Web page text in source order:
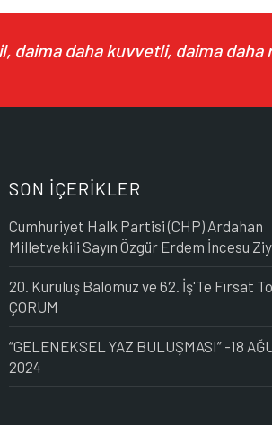
daima daha kuvvetli, daima daha
SON İÇERİKLER
Cumhuriyet Halk Partisi (CHP) Ardahan
Milletvekili Sayın Özgür Erdem İncesu
20. Kuruluş Balomuz ve 62. İş'Te Fırsat
ÇORUM
“GELENEKSEL YAZ BULUŞMASI” -18
2024